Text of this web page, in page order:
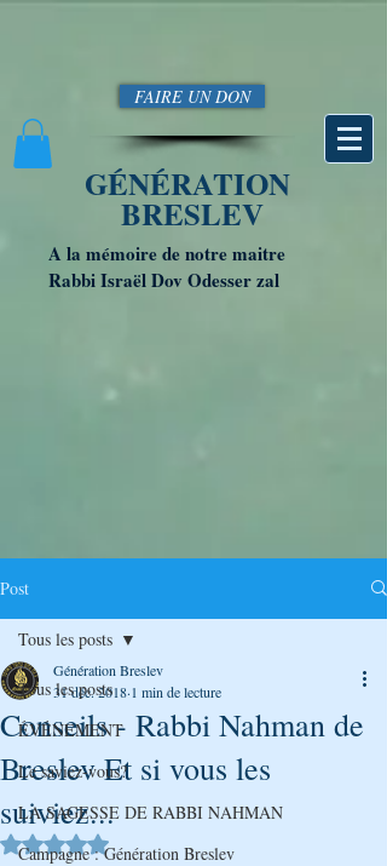
FAIRE UN DON
GÉNÉRATION
BRESLEV
A la mémoire de notre maitre
Rabbi Israël Dov Odesser zal
Post
Tous les posts
ÉVÉNEMENT
Le saviez-vous?
LA SAGESSE DE RABBI NAHMAN
Campagne : Génération Breslev
Tous les posts
Conseils - Rabbi Nahman de
Breslev Et si vous les
suiviez...
Génération Breslev
31 déc. 2018 1 min de lecture
Noté NaN étoiles sur 5.